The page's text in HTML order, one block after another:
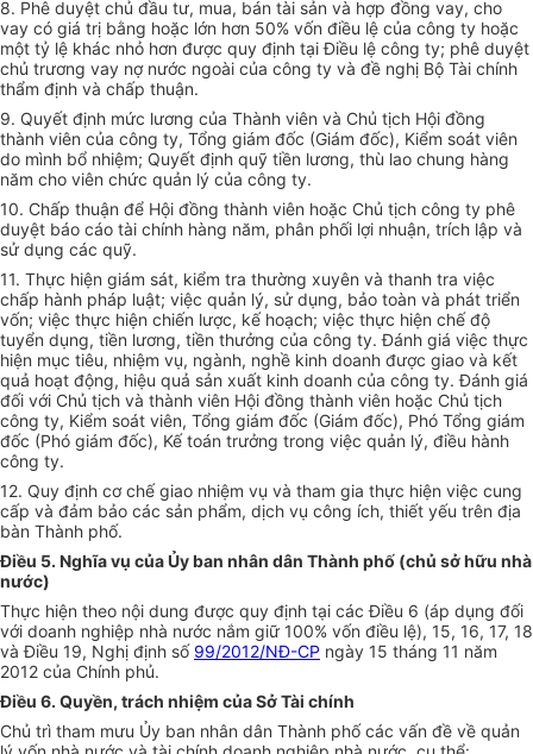
8. Phê duyệt chủ đầu tư, mua, bán tài sản và hợp đồng vay, cho
vay có giá trị bằng hoặc lớn hơn 50% vốn điều lệ của công ty hoặc
một tỷ lệ khác nhỏ hơn được quy định tại Điều lệ công ty; phê duyệt
chủ trương vay nợ nước ngoài của công ty và đề nghị Bộ Tài chính
thẩm định và chấp thuận.
9. Quyết định mức lương của Thành viên và Chủ tịch Hội đồng
thành viên của công ty, Tổng giám đốc (Giám đốc), Kiểm soát viên
do mình bổ nhiệm; Quyết định quỹ tiền lương, thù lao chung hàng
năm cho viên chức quản lý của công ty.
10. Chấp thuận để Hội đồng thành viên hoặc Chủ tịch công ty phê
duyệt báo cáo tài chính hàng năm, phân phối lợi nhuận, trích lập và
sử dụng các quỹ.
11. Thực hiện giám sát, kiểm tra thường xuyên và thanh tra việc
chấp hành pháp luật; việc quản lý, sử dụng, bảo toàn và phát triển
vốn; việc thực hiện chiến lược, kế hoạch; việc thực hiện chế độ
tuyển dụng, tiền lương, tiền thưởng của công ty. Đánh giá việc thực
hiện mục tiêu, nhiệm vụ, ngành, nghề kinh doanh được giao và kết
quả hoạt động, hiệu quả sản xuất kinh doanh của công ty. Đánh giá
đối với Chủ tịch và thành viên Hội đồng thành viên hoặc Chủ tịch
công ty, Kiểm soát viên, Tổng giám đốc (Giám đốc), Phó Tổng giám
đốc (Phó giám đốc), Kế toán trưởng trong việc quản lý, điều hành
công ty.
12. Quy định cơ chế giao nhiệm vụ và tham gia thực hiện việc cung
cấp và đảm bảo các sản phẩm, dịch vụ công ích, thiết yếu trên địa
bàn Thành phố.
Điều 5. Nghĩa vụ của Ủy ban nhân dân Thành phố (chủ sở hữu nhà
nước)
Thực hiện theo nội dung được quy định tại các Điều 6 (áp dụng đối
với doanh nghiệp nhà nước nắm giữ 100% vốn điều lệ), 15, 16, 17, 18
và Điều 19, Nghị định số 99/2012/NĐ-CP ngày 15 tháng 11 năm
2012 của Chính phủ.
Điều 6. Quyền, trách nhiệm của Sở Tài chính
Chủ trì tham mưu Ủy ban nhân dân Thành phố các vấn đề về quản